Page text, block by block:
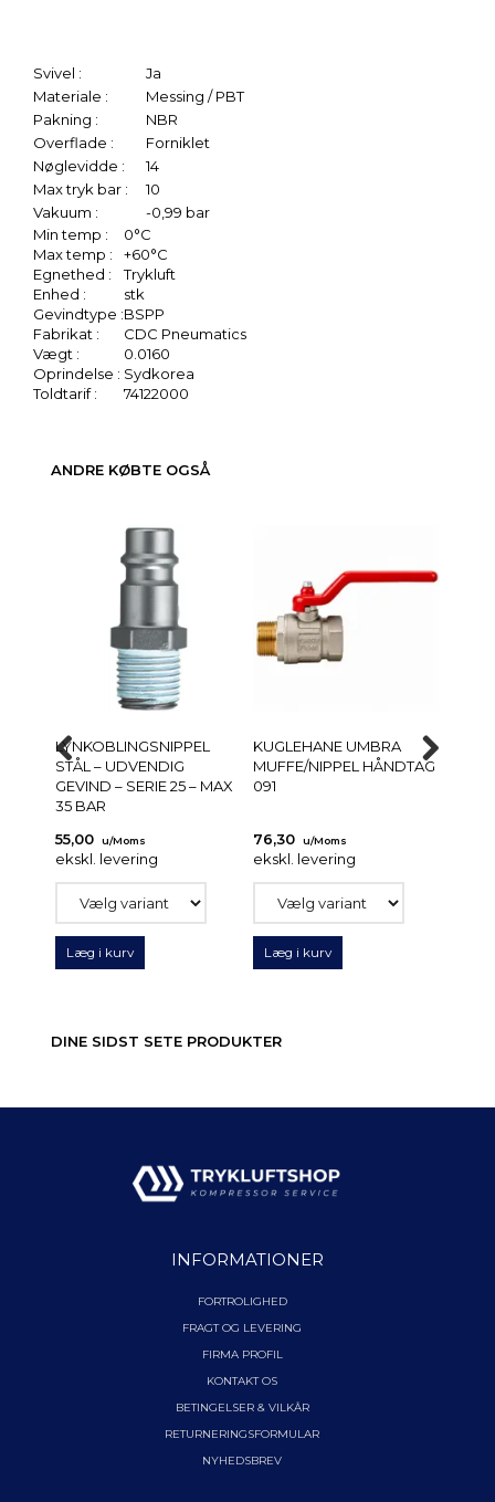
Svivel :
Ja
Materiale :
Messing / PBT
Pakning :
NBR
Overflade :
Forniklet
Nøglevidde :
14
Max tryk bar :
10
Vakuum :
-0,99 bar
Min temp :
0°C
Max temp :
+60°C
Egnethed :
Trykluft
Enhed :
stk
Gevindtype :BSPP
Fabrikat :
CDC Pneumatics
Vægt :
0.0160
Oprindelse : Sydkorea
Toldtarif :
74122000
ANDRE KØBTE OGSÅ
LYNKOBLINGSNIPPEL
STÅL – UDVENDIG
GEVIND – SERIE 25 – MAX
35 BAR
55,00
u/Moms
ekskl. levering
Læg i kurv
KUGLEHANE UMBRA
MUFFE/NIPPEL HÅNDTAG
091
76,30 u/Moms
ekskl. levering
Læg i kurv
DINE SIDST SETE PRODUKTER
INFORMATIONER
FORTROLIGHED
FRAGT OG LEVERING
FIRMA PROFIL
KONTAKT OS
BETINGELSER & VILKÅR
RETURNERINGSFORMULAR
NYHEDSBREV